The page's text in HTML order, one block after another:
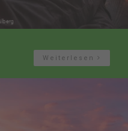
Weiterlesen